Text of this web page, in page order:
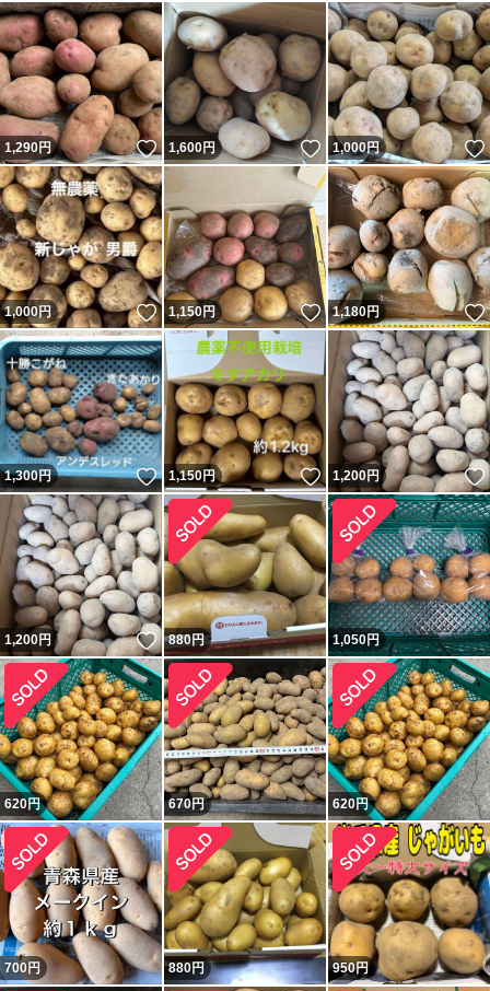
1,290円 いいね！
1,600円 いいね！
1,000円
1,000 円 いいね！
1,150円 いいね！
1,180円
1,300円 いいね！
1,150円 いいね！
1,200円
1,200円 いいね！
880円 1,050円
620円 670円 620円
700円 880円 950円